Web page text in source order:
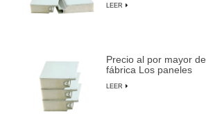
impermeables y
LEER
Precio al por mayor de
fábrica Los paneles
más duraderos de
LEER